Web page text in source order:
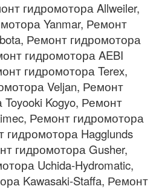
гидромотора Allweiler,
Yanmar, Ремонт
Ремонт гидромотора
гидромотора AEBI
гидромотора Terex,
Veljan, Ремонт
Kogyo, Ремонт
Ремонт гидромотора
гидромотора Hagglunds
гидромотора Gusher,
Uchida-Hydromatic,
Kawasaki-Staffa, Ремонт